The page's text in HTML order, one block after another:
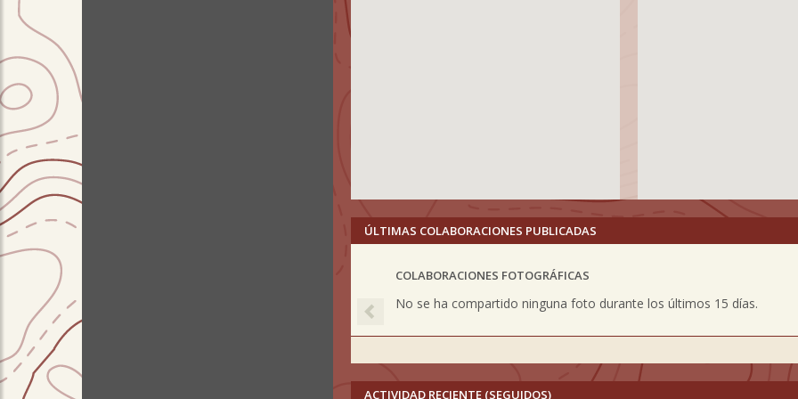
ÚLTIMAS COLABORACIONES PUBLICADAS
COLABORACIONES FOTOGRÁFICAS
No se ha compartido ninguna foto durante los últimos 15 días.
Previous
ACTIVIDAD RECIENTE (SEGUIDOS)